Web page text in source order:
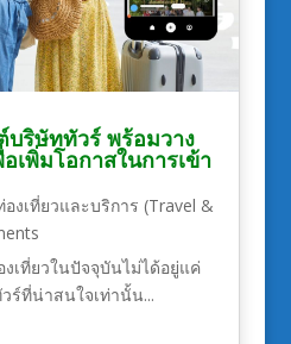
บริษัททัวร์ พร้อมวาง
อเพิ่มโอกาสในการเข้า
องเที่ยวและบริการ (Travel &
เที่ยวในปัจจุบันไม่ได้อยู่แค่
ร์ที่น่าสนใจเท่านั้น...